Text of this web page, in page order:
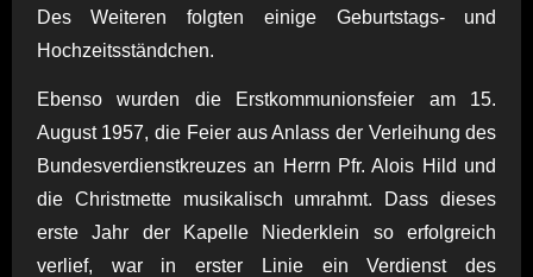
Des Weiteren folgten einige Geburtstags- und
Hochzeitsständchen.
Ebenso wurden die Erstkommunionsfeier am 15.
August 1957, die Feier aus Anlass der Verleihung des
Bundesverdienstkreuzes an Herrn Pfr. Alois Hild und
die Christmette musikalisch umrahmt. Dass dieses
erste Jahr der Kapelle Niederklein so erfolgreich
verlief, war in erster Linie ein Verdienst des